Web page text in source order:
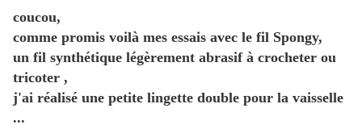
coucou,
comme promis voilà mes essais avec le fil Spongy,
un fil synthétique légèrement abrasif à crocheter ou
tricoter ,
j'ai réalisé une petite lingette double pour la vaisselle
...